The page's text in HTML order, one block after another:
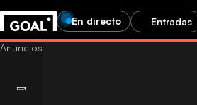
En directo Entradas